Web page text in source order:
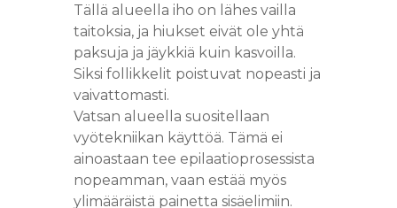
Tällä alueella iho on lähes vailla
taitoksia, ja hiukset eivät ole yhtä
paksuja ja jäykkiä kuin kasvoilla.
Siksi follikkelit poistuvat nopeasti ja
vaivattomasti.
Vatsan alueella suositellaan
vyötekniikan käyttöä. Tämä ei
ainoastaan tee epilaatioprosessista
nopeamman, vaan estää myös
ylimääräistä painetta sisäelimiin.